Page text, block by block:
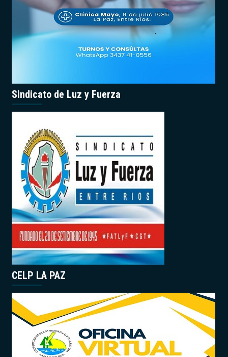
Sindicato de Luz y Fuerza
CELP LA PAZ